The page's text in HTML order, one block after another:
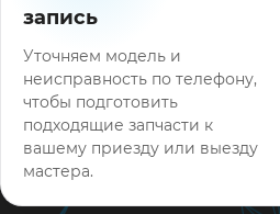
запись
Уточняем модель и
неисправность по телефону,
чтобы подготовить
подходящие запчасти к
вашему приезду или выезду
мастера.